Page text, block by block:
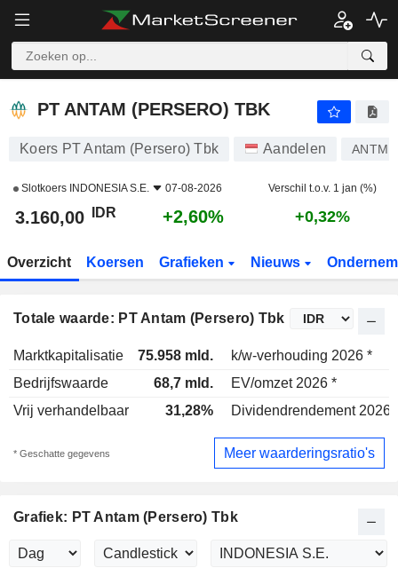
PT ANTAM (PERSERO) TBK
Koers PT Antam (Persero) Tbk Aandelen ANTM
Slotkoers INDONESIA S.E. 07-08-2026 Verschil t.o.v. 1 jan (%)
3.160,00 IDR +2,60% +0,32%
Overzicht Koersen Grafieken Nieuws
Totale waarde: PT Antam (Persero) Tbk
Marktkapitalisatie 75.958 mld.
k/w-verhouding 2026 *
Bedrijfswaarde
68,7 mld.
EV/omzet 2026 *
Vrij verhandelbaar
31,28% Dividendrendement 2026
* Geschatte gegevens Meer waarderingsratio's
Grafiek: PT Antam (Persero) Tbk